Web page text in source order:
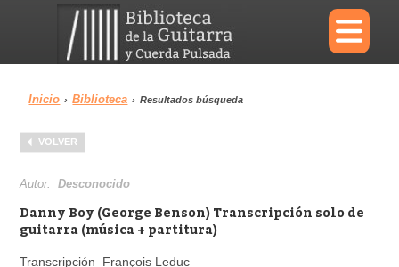
×
Menu
Biblioteca
Inicio › Biblioteca › Resultados búsqueda
VOLVER
Autor:Desconocido
Danny Boy (George Benson) Transcripción solo de
guitarra (música + partitura)
Transcripción François Leduc